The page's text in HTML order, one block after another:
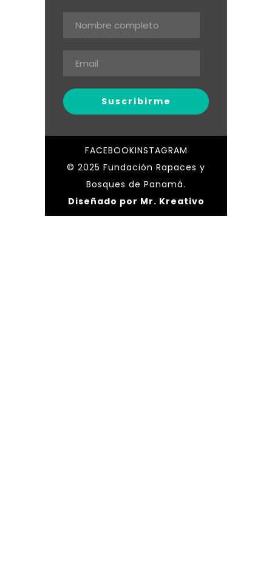
FACEBOOKINSTAGRAM
© 2025 Fundación Rapaces y
Bosques de Panamá.
Diseñado por Mr. Kreativo